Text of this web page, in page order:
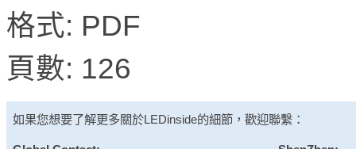
格式: PDF
頁數: 126
如果您想要了解更多關於LEDinside的細節，歡迎聯繫：